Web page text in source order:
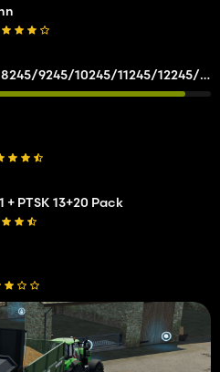
ZTS/ZETOR 8245/9245/10245/11245/12245/14245/16245
+ PTSK 13+20 Pack